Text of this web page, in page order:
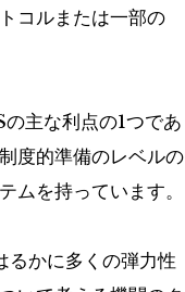
コルまたは一部の
主な利点の1つであ
度的準備のレベルの
ムを持っています。
るかに多くの弾力性